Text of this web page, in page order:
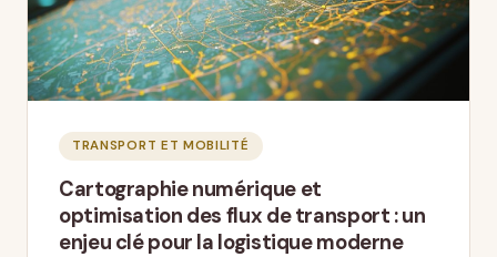
TRANSPORT ET MOBILITÉ
Cartographie numérique et
optimisation des flux de transport : un
enjeu clé pour la logistique moderne